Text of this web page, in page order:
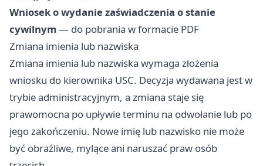
Wniosek o wydanie zaświadczenia o stanie
cywilnym— do pobrania w formacie PDF
Zmiana imienia lub nazwiska
Zmiana imienia lub nazwiska wymaga złożenia
wniosku do kierownika USC. Decyzja wydawana jest w
trybie administracyjnym, a zmiana staje się
prawomocna po upływie terminu na odwołanie lub po
jego zakończeniu. Nowe imię lub nazwisko nie może
być obraźliwe, mylące ani naruszać praw osób